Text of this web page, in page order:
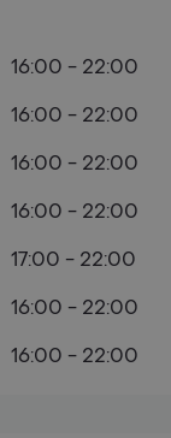
16:00 - 22:00
16:00 - 22:00
16:00 - 22:00
16:00 - 22:00
17:00 - 22:00
16:00 - 22:00
16:00 - 22:00